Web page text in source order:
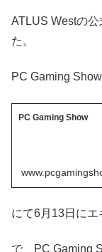
ATLUS Westの
た。
PC Gaming Show
PC Gaming Show
にて6月13日にエ
で、 PC Gaming